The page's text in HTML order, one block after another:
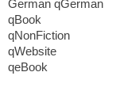
German qGerman
qBook
qNonFiction
qWebsite
qeBook